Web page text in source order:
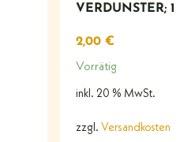
VERDUNSTER; 1
2,00€
Vorrätig
inkl. 20 % MwSt.
zzgl. Versandkosten